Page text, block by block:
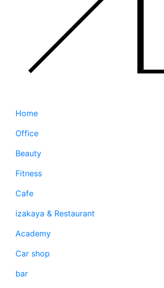
Home
Office
Beauty
Fitness
Cafe
izakaya & Restaurant
Academy
Car shop
bar